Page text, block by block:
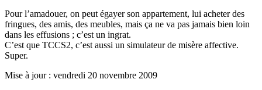
Pour l’amadouer, on peut égayer son appartement, lui acheter des
fringues, des amis, des meubles, mais ça ne va pas jamais bien loin
dans les effusions ; c’est un ingrat.
C’est que TCCS2, c’est aussi un simulateur de misère affective.
Super.
Mise à jour : vendredi 20 novembre 2009